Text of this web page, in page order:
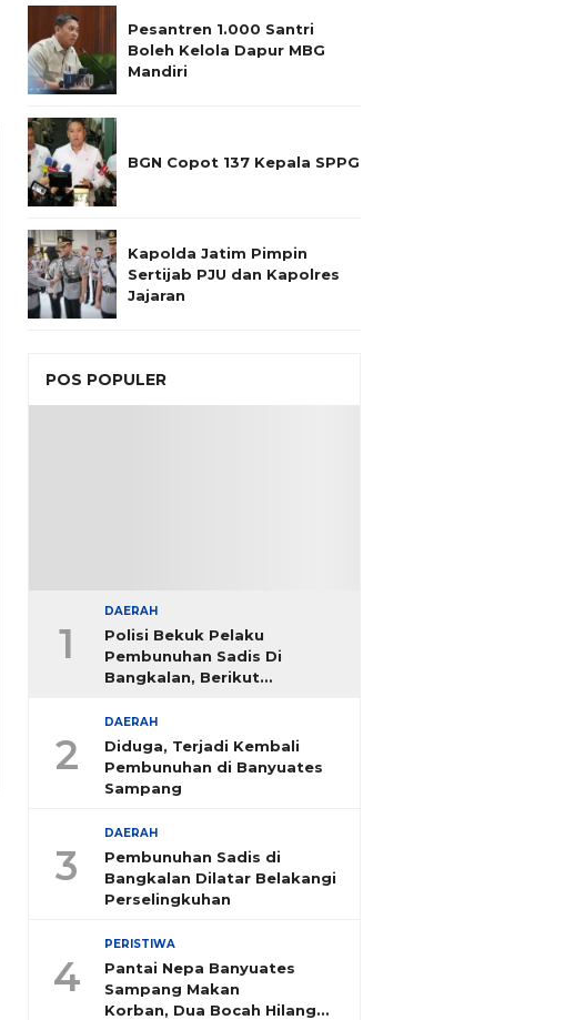
Pesantren 1.000 Santri
Boleh Kelola Dapur MBG
Mandiri
BGN Copot 137 Kepala SPPG
Kapolda Jatim Pimpin
Sertijab PJU dan Kapolres
Jajaran
POS POPULER
1
DAERAH
Polisi Bekuk Pelaku
Pembunuhan Sadis Di
Bangkalan, Berikut
2
DAERAH
Diduga, Terjadi Kembali
Pembunuhan di Banyuates
Sampang
3
DAERAH
Pembunuhan Sadis di
Bangkalan Dilatar Belakangi
Perselingkuhan
4
PERISTIWA
Pantai Nepa Banyuates
Sampang Makan
Korban, Dua Bocah Hilang